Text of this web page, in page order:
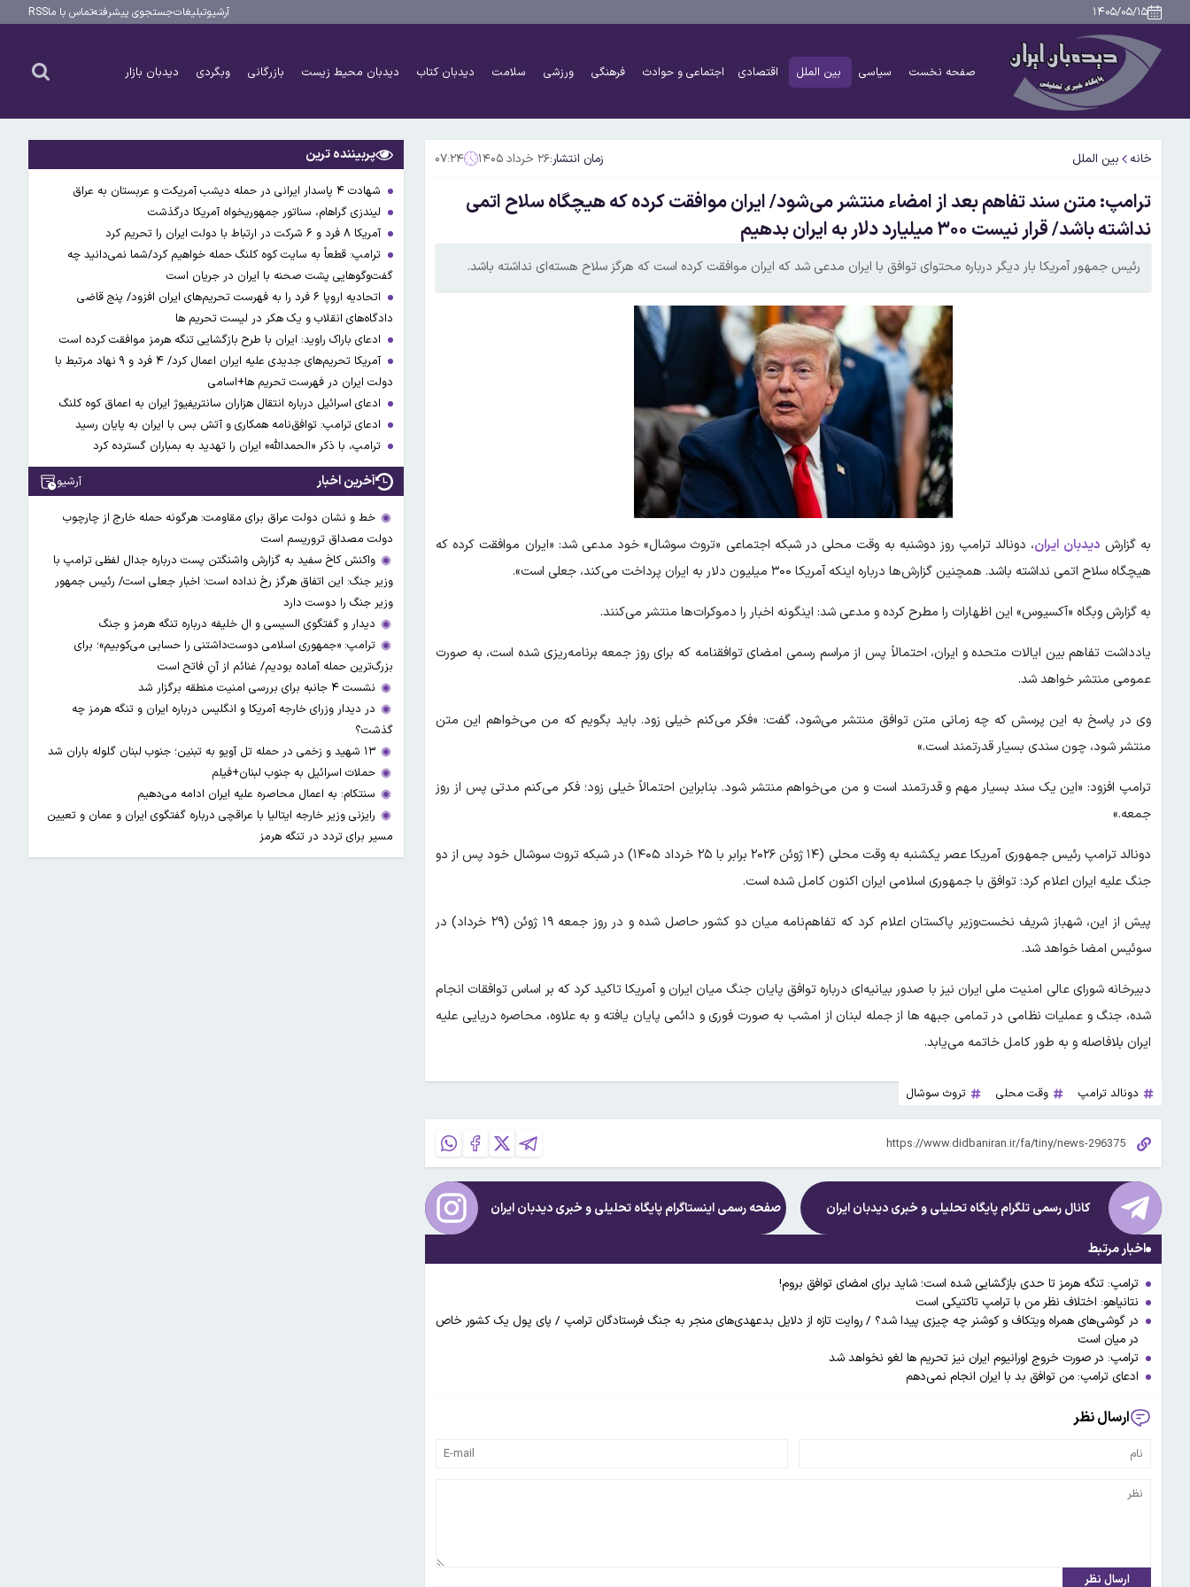
۱۴۰۵/۰۵/۱۵ آرشیوتبلیغاتجستجوی پیشرفتهتماس با ماRSS
صفحه نخست سیاسی بین الملل اقتصادی اجتماعی و حوادث فرهنگی ورزشی سلامت دیدبان کتاب دیدبان محیط زیست بازرگانی وبگردی دیدبان بازار
خانه بین الملل زمان انتشار:۲۶ خرداد ۱۴۰۵ ۰۷:۲۴
ترامپ: متن سند تفاهم بعد از امضاء منتشر می‌شود/ ایران موافقت کرده که هیچگاه سلاح اتمی
نداشته باشد/ قرار نیست ۳۰۰ میلیارد دلار به ایران بدهیم
رئیس جمهور آمریکا بار دیگر درباره محتوای توافق با ایران مدعی شد که ایران موافقت کرده است که هرگز سلاح هسته‌ای نداشته باشد.
به گزارش دیدبان ایران، دونالد ترامپ روز دوشنبه به وقت محلی در شبکه اجتماعی «تروث سوشال» خود مدعی شد: «ایران موافقت کرده که
هیچگاه سلاح اتمی نداشته باشد. همچنین گزارش‌ها درباره اینکه آمریکا ۳۰۰ میلیون دلار به ایران پرداخت می‌کند، جعلی است».
به گزارش وبگاه «آکسیوس» این اظهارات را مطرح کرده و مدعی شد: اینگونه اخبار را دموکرات‌ها منتشر می‌کنند.
یادداشت تفاهم بین ایالات متحده و ایران، احتمالاً پس از مراسم رسمی امضای توافقنامه که برای روز جمعه برنامه‌ریزی شده است، به صورت
عمومی منتشر خواهد شد.
وی در پاسخ به این پرسش که چه زمانی متن توافق منتشر می‌شود، گفت: «فکر می‌کنم خیلی زود. باید بگویم که من می‌خواهم این متن
منتشر شود، چون سندی بسیار قدرتمند است.»
ترامپ افزود: «این یک سند بسیار مهم و قدرتمند است و من می‌خواهم منتشر شود. بنابراین احتمالاً خیلی زود؛ فکر می‌کنم مدتی پس از روز
جمعه.»
دونالد ترامپ رئیس جمهوری آمریکا عصر یکشنبه به وقت محلی (۱۴ ژوئن ۲۰۲۶ برابر با ۲۵ خرداد ۱۴۰۵) در شبکه تروث سوشال خود پس از دو
جنگ علیه ایران اعلام کرد: توافق با جمهوری اسلامی ایران اکنون کامل شده است.
پیش از این، شهباز شریف نخست‌وزیر پاکستان اعلام کرد که تفاهم‌نامه میان دو کشور حاصل شده و در روز جمعه ۱۹ ژوئن (۲۹ خرداد) در
سوئیس امضا خواهد شد.
دبیرخانه شورای عالی امنیت ملی ایران نیز با صدور بیانیه‌ای درباره توافق پایان جنگ میان ایران و آمریکا تاکید کرد که بر اساس توافقات انجام
شده، جنگ و عملیات نظامی در تمامی جبهه ها از جمله لبنان از امشب به صورت فوری و دائمی پایان یافته و به علاوه، محاصره دریایی علیه
ایران بلافاصله و به طور کامل خاتمه می‌یابد.
دونالد ترامپ وقت محلی تروث سوشال
کانال رسمی تلگرام پایگاه تحلیلی و خبریدیدبان ایران صفحه رسمی اینستاگرام پایگاه تحلیلی و خبریدیدبان ایران
اخبار مرتبط
ترامپ: تنگه هرمز تا حدی بازگشایی شده است؛ شاید برای امضای توافق بروم!
نتانیاهو: اختلاف نظر من با ترامپ تاکتیکی است
در گوشی‌های همراه ویتکاف و کوشنر چه چیزی پیدا شد؟ / روایت تازه از دلایل بدعهدی‌های منجر به جنگ فرستادگان ترامپ / پای پول یک کشور خاص
در میان است
ترامپ: در صورت خروج اورانیوم ایران نیز تحریم ها لغو نخواهد شد
ادعای ترامپ: من توافق بد با ایران انجام نمی‌دهم
ارسال نظر
ارسال نظر
پربیننده ترین
شهادت ۴ پاسدار ایرانی در حمله دیشب آمریکت و عربستان به عراق
لیندزی گراهام، سناتور جمهوریخواه آمریکا درگذشت
آمریکا ۸ فرد و ۶ شرکت در ارتباط با دولت ایران را تحریم کرد
ترامپ: قطعاً به سایت کوه کلنگ حمله خواهیم کرد/شما نمی‌دانید چه
گفت‌وگوهایی پشت صحنه با ایران در جریان است
اتحادیه اروپا ۶ فرد را به فهرست تحریم‌های ایران افزود/ پنج قاضی
دادگاه‌های انقلاب و یک هکر در لیست تحریم ها
ادعای باراک راوید: ایران با طرح بازگشایی تنگه هرمز موافقت کرده است
آمریکا تحریم‌های جدیدی علیه ایران اعمال کرد/ ۴ فرد و ۹ نهاد مرتبط با
دولت ایران در فهرست تحریم ها+اسامی
ادعای اسرائیل درباره انتقال هزاران سانتریفیوژ ایران به اعماق کوه کلنگ
ادعای ترامپ: توافق‌نامه همکاری و آتش بس با ایران به پایان رسید
ترامپ، با ذکر «الحمدالله» ایران را تهدید به بمباران گسترده کرد
آخرین اخبار آرشیو
خط و نشان دولت عراق برای مقاومت: هرگونه حمله خارج از چارچوب
دولت مصداق تروریسم است
واکنش کاخ سفید به گزارش واشنگتن پست درباره جدال لفظی ترامپ با
وزیر جنگ: این اتفاق هرگز رخ نداده است؛ اخبار جعلی است/ رئیس جمهور
وزیر جنگ را دوست دارد
دیدار و گفتگوی السیسی و ال خلیفه درباره تنگه هرمز و جنگ
ترامپ: «جمهوری اسلامی دوست‌داشتنی را حسابی می‌کوبیم»؛ برای
بزرگ‌ترین حمله آماده بودیم/ غنائم از آنِ فاتح است
نشست ۴ جانبه برای بررسی امنیت منطقه برگزار شد
در دیدار وزرای خارجه آمریکا و انگلیس درباره ایران و تنگه هرمز چه
گذشت؟
۱۳ شهید و زخمی در حمله تل آویو به تبنین؛ جنوب لبنان گلوله باران شد
حملات اسرائیل به جنوب لبنان+فیلم
سنتکام: به اعمال محاصره علیه ایران ادامه می‌دهیم
رایزنی وزیر خارجه ایتالیا با عراقچی درباره گفتگوی ایران و عمان و تعیین
مسیر برای تردد در تنگه هرمز